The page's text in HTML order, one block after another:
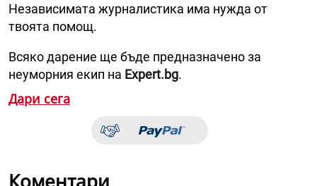
Независимата журналистика има нужда от
твоята помощ.
Всяко дарение ще бъде предназначено за
неуморния екип на Expert.bg.
Дари сега